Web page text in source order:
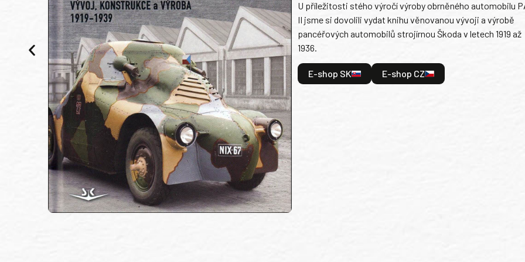
U příležitosti stého výročí výroby obrněného automobilu
II jsme si dovolili vydat knihu věnovanou vývoji a výrobě
pancéřových automobilů strojírnou Škoda v letech 1919 až
1936.
E-shop SK E-shop CZ